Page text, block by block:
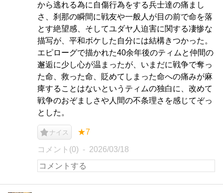
から逃れる為に自傷行為をする兵士達の痛まし
さ、刹那の瞬間に戦友や一般人が目の前で命を落
とす絶望感、そしてユダヤ人迫害に関する凄惨な
描写が、平和ボケした自分には結構きつかった。
エピローグで描かれた40余年後のティムと仲間の
邂逅に少し心が温まったが、いまだに戦争で奪っ
た命、救った命、貶めてしまった命への痛みが麻
痺することはないというティムの独白に、改めて
戦争のおぞましさや人間の不条理さを感じてぞっ
とした。
ナイス ★7
コメント(0) 2026/03/18